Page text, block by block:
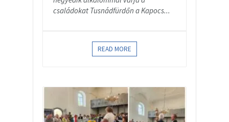
családokat Tusnádfürdőn a Kapocs...
READ MORE